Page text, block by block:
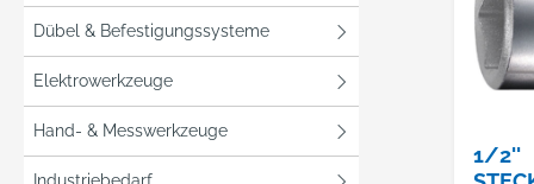
Dübel & Befestigungssysteme
Elektrowerkzeuge
Hand- & Messwerkzeuge
oben/
1/2''